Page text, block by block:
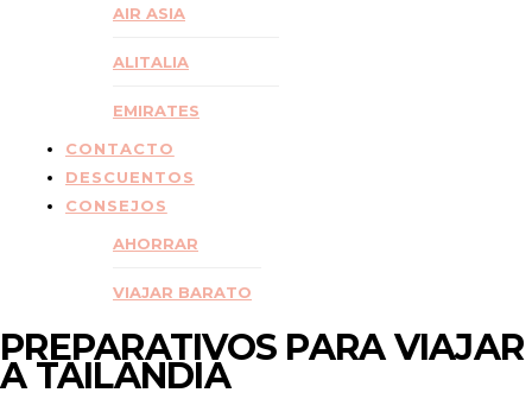
AIR ASIA
ALITALIA
EMIRATES
CONTACTO
DESCUENTOS
CONSEJOS
AHORRAR
VIAJAR BARATO
PREPARATIVOS PARA VIAJAR
A TAILANDIA